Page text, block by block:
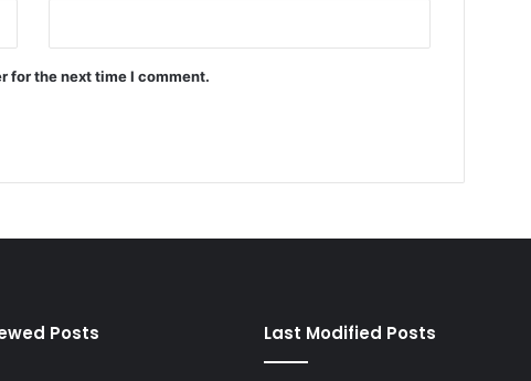
for the next time I comment.
Posts Last Modified Posts